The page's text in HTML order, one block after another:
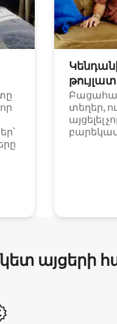
տեղեր,
այցելել
այցերի